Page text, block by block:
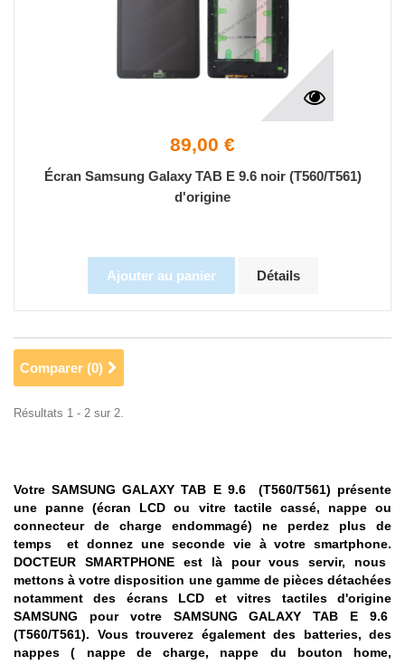
89,00 €
Écran Samsung Galaxy TAB E 9.6 noir (T560/T561)
d'origine
Ajouter au panier Détails
Comparer (0)
Résultats 1 - 2 sur 2.
Votre SAMSUNG GALAXY TAB E 9.6 (T560/T561) présente
une panne (écran LCD ou vitre tactile cassé, nappe ou
connecteur de charge endommagé) ne perdez plus de
temps et donnez une seconde vie à votre smartphone.
DOCTEUR SMARTPHONE est là pour vous servir, nous
mettons à votre disposition une gamme de pièces détachées
notamment des écrans LCD et vitres tactiles d'origine
SAMSUNG pour votre SAMSUNG GALAXY TAB E 9.6
(T560/T561). Vous trouverez également des batteries, des
nappes ( nappe de charge, nappe du bouton home,